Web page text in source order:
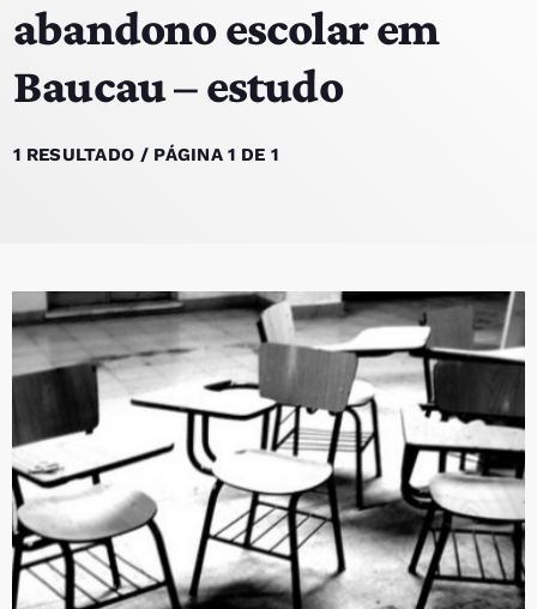
NOTÍCIAS
EQUIPA
TOP 15
VIDEOS
EVENTOS
CONTACTOS
PORTUGUÊS
TÉTUM
PORTUGUÊS
PRÓXIMOS PROGRAMAS
abandono escolar em
Baucau – estudo
1 RESULTADO / PÁGINA 1 DE 1